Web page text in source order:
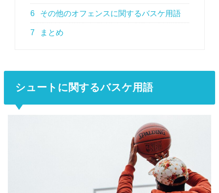
6 その他のオフェンスに関するバスケ用語
7 まとめ
シュートに関するバスケ用語